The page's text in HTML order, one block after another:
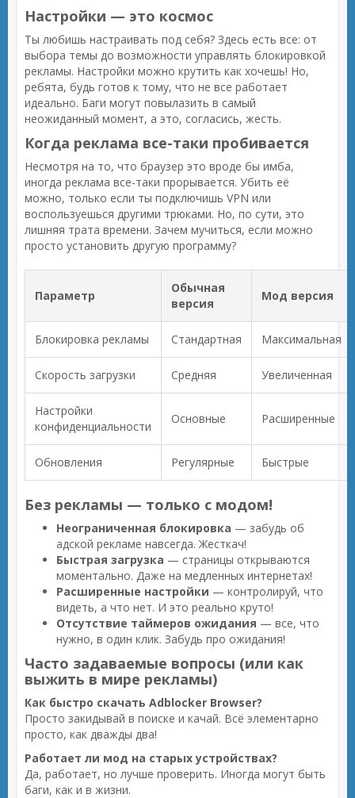
Настройки — это космос
Ты любишь настраивать под себя? Здесь есть все: от
выбора темы до возможности управлять блокировкой
рекламы. Настройки можно крутить как хочешь! Но,
ребята, будь готов к тому, что не все работает
идеально. Баги могут повылазить в самый
неожиданный момент, а это, согласись, жесть.
Когда реклама все-таки пробивается
Несмотря на то, что браузер это вроде бы имба,
иногда реклама все-таки прорывается. Убить её
можно, только если ты подключишь VPN или
воспользуешься другими трюками. Но, по сути, это
лишняя трата времени. Зачем мучиться, если можно
просто установить другую программу?
Параметр
Обычная
версия
Мод версия
Блокировка рекламы Стандартная Максимальная
Скорость загрузки Средняя Увеличенная
Настройки
конфиденциальности
Основные Расширенные
Обновления Регулярные Быстрые
Без рекламы — только с модом!
Неограниченная блокировка — забудь об
адской рекламе навсегда. Жесткач!
Быстрая загрузка — страницы открываются
моментально. Даже на медленных интернетах!
Расширенные настройки — контролируй, что
видеть, а что нет. И это реально круто!
Отсутствие таймеров ожидания — все, что
нужно, в один клик. Забудь про ожидания!
Часто задаваемые вопросы (или как
выжить в мире рекламы)
Как быстро скачать Adblocker Browser?
Просто закидывай в поиске и качай. Всё элементарно
просто, как дважды два!
Работает ли мод на старых устройствах?
Да, работает, но лучше проверить. Иногда могут быть
баги, как и в жизни.